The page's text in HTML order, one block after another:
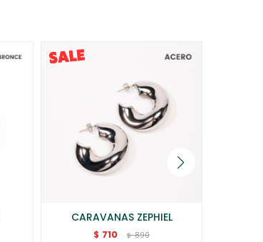
CARAVANAS ZEPHIEL
$ 710 $ 890